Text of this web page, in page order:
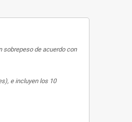
sobrepeso de acuerdo con
e incluyen los 10